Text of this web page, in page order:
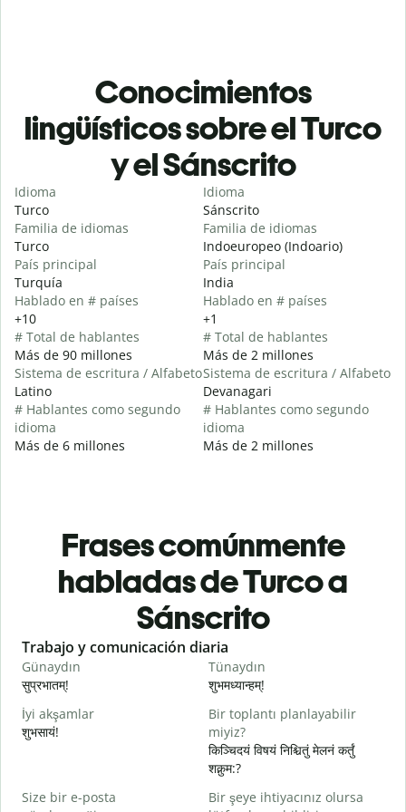
Conocimientos
lingüísticos sobre el Turco
y el Sánscrito
Idioma
Turco
Familia de idiomas
Turco
País principal
Turquía
Hablado en # países
+10
# Total de hablantes
Más de 90 millones
Sistema de escritura / Alfabeto
Latino
# Hablantes como segundo
idioma
Más de 6 millones
Idioma
Sánscrito
Familia de idiomas
Indoeuropeo (Indoario)
País principal
India
Hablado en # países
+1
# Total de hablantes
Más de 2 millones
Sistema de escritura / Alfabeto
Devanagari
# Hablantes como segundo
idioma
Más de 2 millones
Frases comúnmente
habladas de Turco a
Sánscrito
Slide 1 of 6
Trabajo y comunicación diaria
Günaydın
सुप्रभातम्!
Tünaydın
शुभमध्यान्हम्!
İyi akşamlar
शुभसायं!
Bir toplantı planlayabilir
miyiz?
किञ्चिदयं विषयं निश्चितुं मेलनं कर्तुं
शक्नुम:?
Size bir e-posta
Bir şeye ihtiyacınız olursa